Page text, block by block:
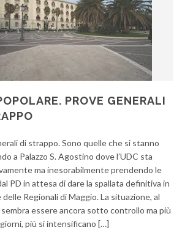
PROVE GENERALI
di strappo. Sono quelle che si stanno
a Palazzo S. Agostino dove l’UDC sta
ma inesorabilmente prendendo le
PD in attesa di dare la spallata definitiva in
Regionali di Maggio. La situazione, al
essere ancora sotto controllo ma più
più si intensificano […]